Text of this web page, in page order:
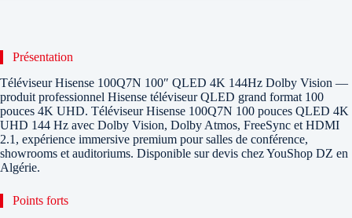
Présentation
Téléviseur Hisense 100Q7N 100″ QLED 4K 144Hz Dolby Vision —
produit professionnel Hisense téléviseur QLED grand format 100
pouces 4K UHD. Téléviseur Hisense 100Q7N 100 pouces QLED 4K
UHD 144 Hz avec Dolby Vision, Dolby Atmos, FreeSync et HDMI
2.1, expérience immersive premium pour salles de conférence,
showrooms et auditoriums. Disponible sur devis chez YouShop DZ en
Algérie.
Points forts